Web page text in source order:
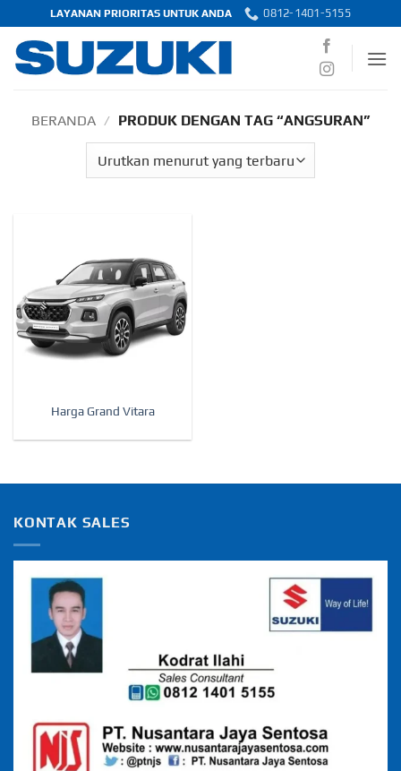
to
content
LAYANAN PRIORITAS UNTUK ANDA 0812-1401-5155
BERANDA / PRODUK DENGAN TAG “ANGSURAN”
Harga Grand Vitara
KONTAK SALES